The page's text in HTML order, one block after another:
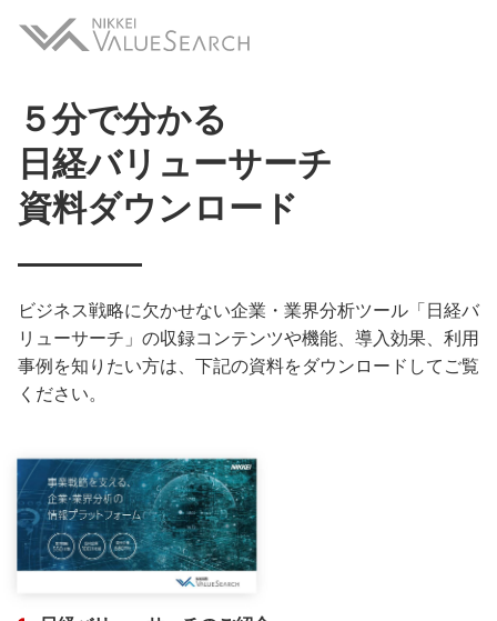
５分で分かる
日経バリューサーチ
資料ダウンロード
ビジネス戦略に欠かせない企業・業界分析ツール「日経バ
リューサーチ」の収録コンテンツや機能、導入効果、利用
事例を知りたい方は、下記の資料をダウンロードしてご覧
ください。